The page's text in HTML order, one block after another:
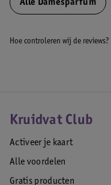
Alle Damesparfum
Hoe controleren wij de reviews?
Kruidvat Club
Activeer je kaart
Alle voordelen
Gratis producten